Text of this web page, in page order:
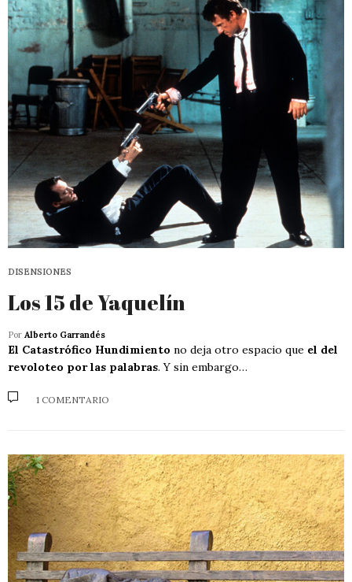
DISENSIONES
Los 15 de Yaquelín
Por Alberto Garrandés
El Catastrófico Hundimiento no deja otro espacio que el del
revoloteo por las palabras. Y sin embargo…
1 COMENTARIO